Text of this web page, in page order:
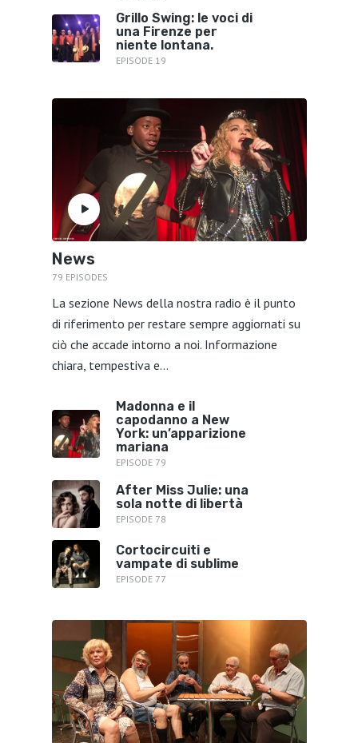
Grillo Swing: le voci di
una Firenze per
niente lontana.
EPISODE 19
News
79 EPISODES
La sezione News della nostra radio è il punto
di riferimento per restare sempre aggiornati su
ciò che accade intorno a noi. Informazione
chiara, tempestiva e...
Madonna e il
capodanno a New
York: un’apparizione
mariana
EPISODE 79
After Miss Julie: una
sola notte di libertà
EPISODE 78
Cortocircuiti e
vampate di sublime
EPISODE 77